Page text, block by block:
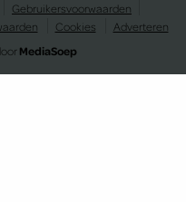
Gebruikersvoorwaarden
Cookies
Adverteren
MediaSoep